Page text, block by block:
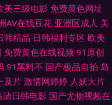
美三级电影 免费黄色网址
AV在线豆花 亚洲区成人 美
韩精品 日韩福利专区 欧美
免费黄色在线视频 91原创
91黑料不 国产极品自拍 岛
及片 激情网婷婷 人妖大片
清日韩电影 国产尤物视频在